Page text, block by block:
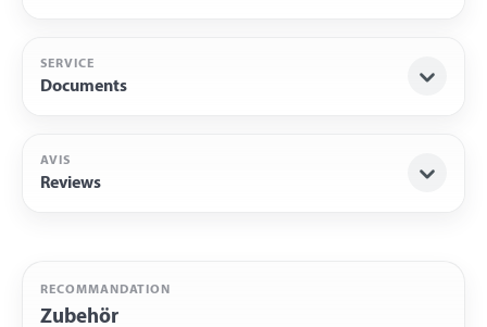
SERVICE
Documents
AVIS
Reviews
RECOMMANDATION
Zubehör